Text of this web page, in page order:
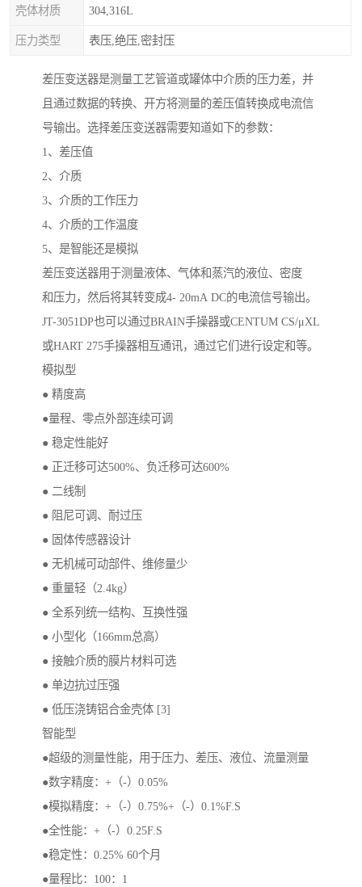
壳体材质 304,316L
压力类型 表压,绝压,密封压
差压变送器是测量工艺管道或罐体中介质的压力差，并
且通过数据的转换、开方将测量的差压值转换成电流信
号输出。选择差压变送器需要知道如下的参数：
1、差压值
2、介质
3、介质的工作压力
4、介质的工作温度
5、是智能还是模拟
差压变送器用于测量液体、气体和蒸汽的液位、密度
和压力，然后将其转变成4- 20mA DC的电流信号输出。
JT-3051DP也可以通过BRAIN手操器或CENTUM CS/μXL
或HART 275手操器相互通讯，通过它们进行设定和等。
模拟型
● 精度高
●量程、零点外部连续可调
● 稳定性能好
● 正迁移可达500%、负迁移可达600%
● 二线制
● 阻尼可调、耐过压
● 固体传感器设计
● 无机械可动部件、维修量少
● 重量轻（2.4kg）
● 全系列统一结构、互换性强
● 小型化（166mm总高）
● 接触介质的膜片材料可选
● 单边抗过压强
● 低压浇铸铝合金壳体 [3]
智能型
●超级的测量性能，用于压力、差压、液位、流量测量
●数字精度：+（-）0.05%
●模拟精度：+（-）0.75%+（-）0.1%F.S
●全性能：+（-）0.25F.S
●稳定性：0.25% 60个月
●量程比：100：1